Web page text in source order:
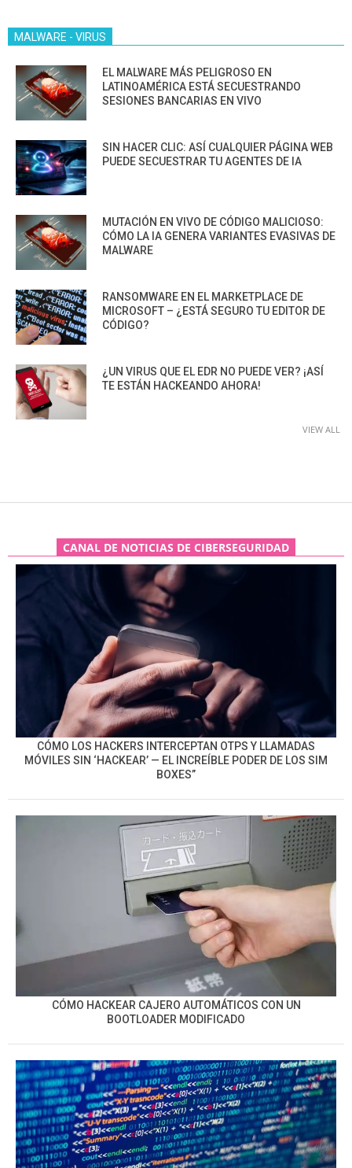
MALWARE - VIRUS
EL MALWARE MÁS PELIGROSO EN
LATINOAMÉRICA ESTÁ SECUESTRANDO
SESIONES BANCARIAS EN VIVO
SIN HACER CLIC: ASÍ CUALQUIER PÁGINA WEB
PUEDE SECUESTRAR TU AGENTES DE IA
MUTACIÓN EN VIVO DE CÓDIGO MALICIOSO:
CÓMO LA IA GENERA VARIANTES EVASIVAS DE
MALWARE
RANSOMWARE EN EL MARKETPLACE DE
MICROSOFT – ¿ESTÁ SEGURO TU EDITOR DE
CÓDIGO?
¿UN VIRUS QUE EL EDR NO PUEDE VER? ¡ASÍ
TE ESTÁN HACKEANDO AHORA!
VIEW ALL
CANAL DE NOTICIAS DE CIBERSEGURIDAD
CÓMO LOS HACKERS INTERCEPTAN OTPS Y LLAMADAS
MÓVILES SIN ‘HACKEAR’ — EL INCREÍBLE PODER DE LOS SIM
BOXES”
CÓMO HACKEAR CAJERO AUTOMÁTICOS CON UN
BOOTLOADER MODIFICADO